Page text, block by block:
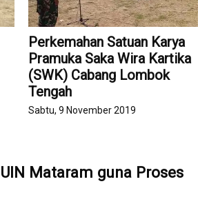
Perkemahan Satuan Karya
Pramuka Saka Wira Kartika
(SWK) Cabang Lombok
Tengah
Sabtu, 9 November 2019
Mataram guna Proses